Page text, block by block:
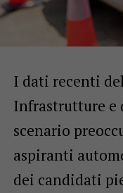
I dati recenti
Infrastrutture e
scenario
aspiranti
dei candidati